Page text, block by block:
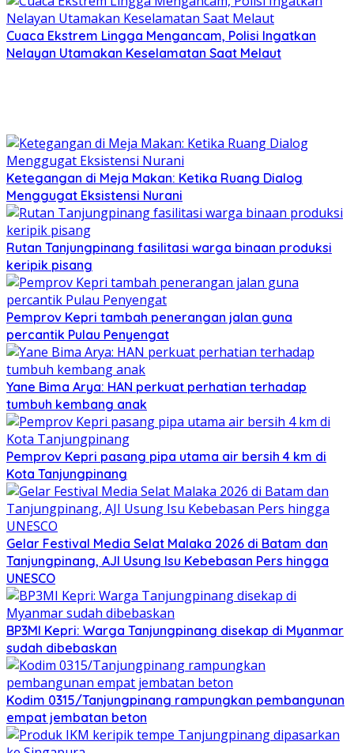
Cuaca Ekstrem Lingga Mengancam, Polisi Ingatkan
Nelayan Utamakan Keselamatan Saat Melaut
Ketegangan di Meja Makan: Ketika Ruang Dialog
Menggugat Eksistensi Nurani
Rutan Tanjungpinang fasilitasi warga binaan produksi
keripik pisang
Pemprov Kepri tambah penerangan jalan guna
percantik Pulau Penyengat
Yane Bima Arya: HAN perkuat perhatian terhadap
tumbuh kembang anak
Pemprov Kepri pasang pipa utama air bersih 4 km di
Kota Tanjungpinang
Gelar Festival Media Selat Malaka 2026 di Batam dan
Tanjungpinang, AJI Usung Isu Kebebasan Pers hingga
UNESCO
BP3MI Kepri: Warga Tanjungpinang disekap di Myanmar
sudah dibebaskan
Kodim 0315/Tanjungpinang rampungkan pembangunan
empat jembatan beton